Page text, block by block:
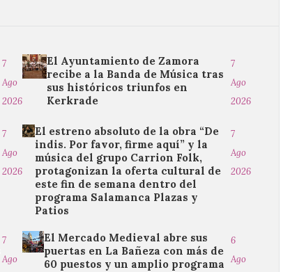
7
Ago
2026
El Ayuntamiento de Zamora
recibe a la Banda de Música tras
sus históricos triunfos en
Kerkrade
7
Ago
2026
7
Ago
2026
El estreno absoluto de la obra “De
indis. Por favor, firme aquí” y la
música del grupo Carrion Folk,
protagonizan la oferta cultural de
este fin de semana dentro del
programa Salamanca Plazas y
Patios
7
Ago
2026
7
Ago
El Mercado Medieval abre sus
puertas en La Bañeza con más de
60 puestos y un amplio programa
6
Ago